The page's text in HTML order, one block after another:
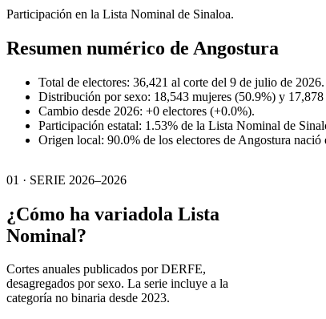
Participación en la Lista Nominal de Sinaloa.
Resumen numérico de Angostura
Total de electores: 36,421 al corte del 9 de julio de 2026.
Distribución por sexo: 18,543 mujeres (50.9%) y
Cambio desde 2026: +0 electores (+0.0%).
Participación estatal: 1.53% de la Lista Nominal de
Origen local: 90.0% de los electores de Angostura nació
01 · SERIE 2026–2026
¿Cómo ha variadola Lista
Nominal?
Cortes anuales publicados por DERFE,
desagregados por sexo. La serie incluye a la
categoría no binaria desde 2023.